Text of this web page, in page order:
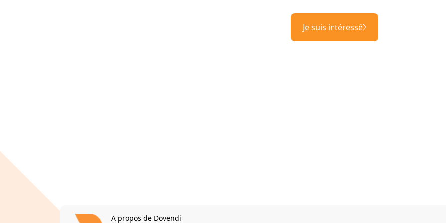
Je suis intéressé
A propos de Dovendi